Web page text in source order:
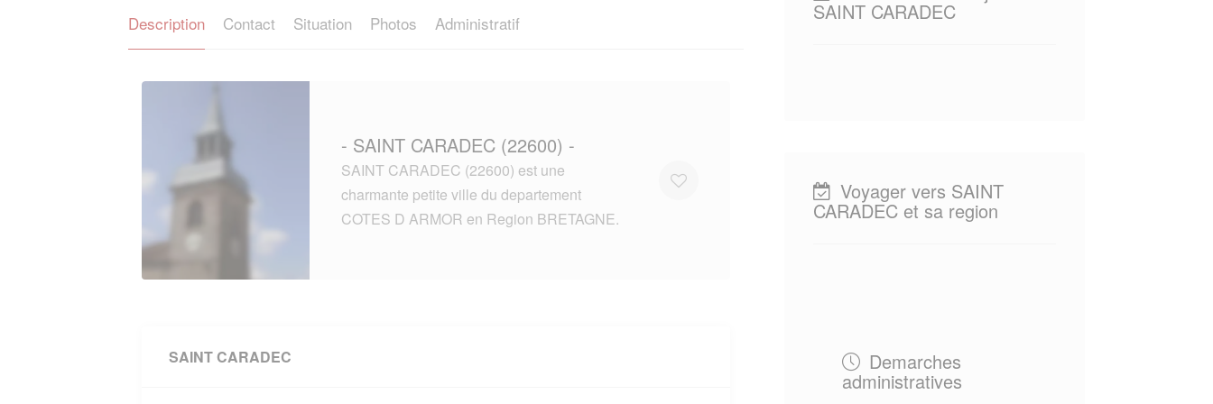
Description Contact Situation Photos Administratif
- SAINT CARADEC (22600) -
SAINT CARADEC (22600) est une
charmante petite ville du departement
COTES D ARMOR en Region BRETAGNE.
SAINT CARADEC
SAINT CARADEC
Voyager vers SAINT
CARADEC et sa region
Demarches
administratives